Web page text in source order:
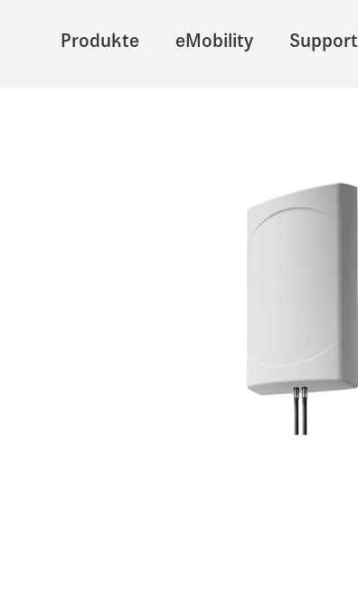
Produkte eMobility Support